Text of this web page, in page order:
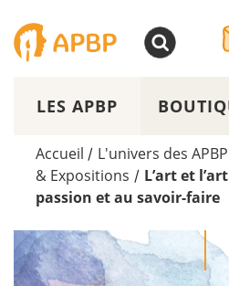
LES APBP
Accueil / L'univers des APBP
& Expositions / L’art et
passion et au savoir-faire